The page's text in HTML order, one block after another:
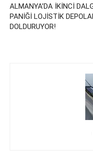
ALMANYA’DA İKİNCİ
PANİĞİ LOJİSTİK
DOLDURUYOR!